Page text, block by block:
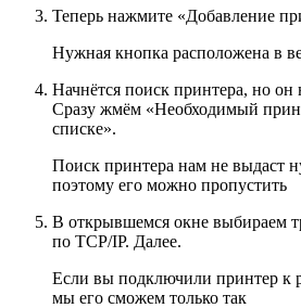
Теперь нажмите «Добавление
Нужная кнопка расположена в
Начнётся поиск принтера, но он
Сразу жмём «Необходимый
списке».
Поиск принтера нам не выдаст
поэтому его можно пропустить
В открывшемся окне выбираем
по TCP/IP. Далее.
Если вы подключили принтер к
мы его сможем только так